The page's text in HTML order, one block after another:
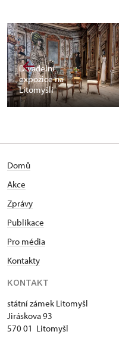
Divadelní
expozice na
Litomyšli
Domů
Akce
Zprávy
Publikace
Pro média
Kontakty
KONTAKT
státní zámek Litomyšl
Jiráskova 93
570 01 Litomyšl